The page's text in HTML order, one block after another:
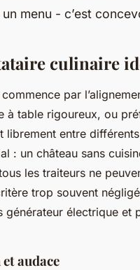
menu - c’est
culinaire
par
à table rigoureux, ou
entre
: un château sans
les traiteurs ne
trop souvent
électrique et
audace